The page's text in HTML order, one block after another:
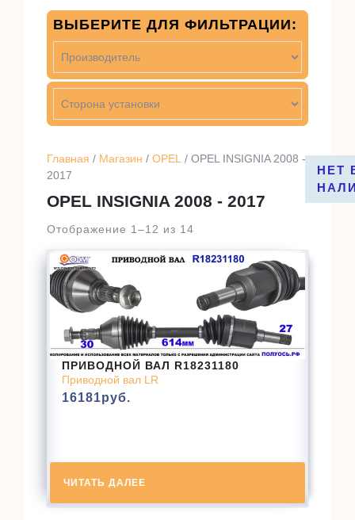
Главная / Магазин / OPEL / OPEL INSIGNIA 2008 -
2017
OPEL INSIGNIA 2008 - 2017
Отображение 1–12 из 14
НЕТ
ПРИВОДНОЙ ВАЛ R18231180
Приводной вал LR
16181руб.
ЧИТАТЬ ДАЛЕЕ
ВЫБЕРИТЕ ДЛЯ ФИЛЬТРАЦИИ: